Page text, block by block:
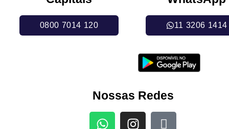
0800 7014 120 11 3206 1414
Nossas Redes